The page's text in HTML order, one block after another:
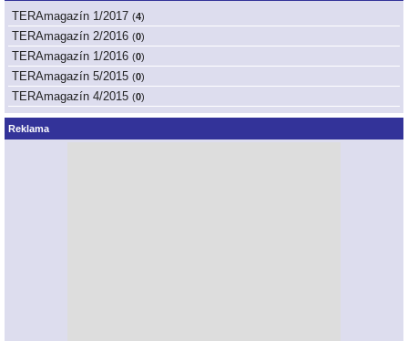
TERAmagazín 1/2017 (4)
TERAmagazín 2/2016 (0)
TERAmagazín 1/2016 (0)
TERAmagazín 5/2015 (0)
TERAmagazín 4/2015 (0)
Reklama